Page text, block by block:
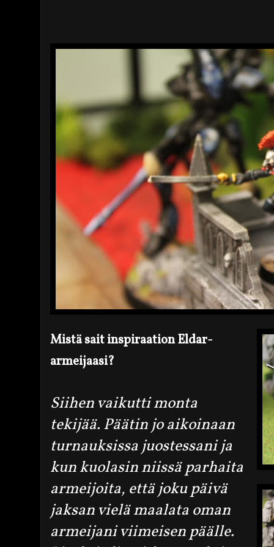
Mistä sait inspiraation Eldar-
armeijaasi?
Siihen vaikutti monta
tekijää. Päätin jo aikoinaan
turnauksissa juostessani ja
kun kuolasin niissä parhaita
armeijoita, että joku päivä
jaksan vielä maalata oman
armeijani viimeisen päälle.